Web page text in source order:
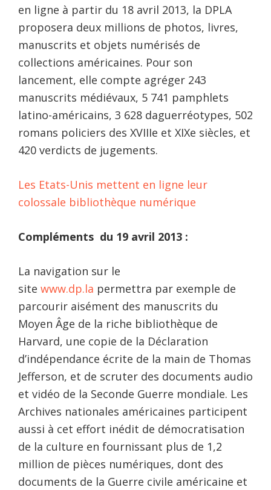
en ligne à partir du 18 avril 2013, la DPLA
proposera deux millions de photos, livres,
manuscrits et objets numérisés de
collections américaines. Pour son
lancement, elle compte agréger 243
manuscrits médiévaux, 5 741 pamphlets
latino-américains, 3 628 daguerréotypes, 502
romans policiers des XVIIIe et XIXe siècles, et
420 verdicts de jugements.
Les Etats-Unis mettent en ligne leur
colossale bibliothèque numérique
Compléments du 19 avril 2013 :
La navigation sur le
site www.dp.la permettra par exemple de
parcourir aisément des manuscrits du
Moyen Âge de la riche bibliothèque de
Harvard, une copie de la Déclaration
d’indépendance écrite de la main de Thomas
Jefferson, et de scruter des documents audio
et vidéo de la Seconde Guerre mondiale. Les
Archives nationales américaines participent
aussi à cet effort inédit de démocratisation
de la culture en fournissant plus de 1,2
million de pièces numériques, dont des
documents de la Guerre civile américaine et